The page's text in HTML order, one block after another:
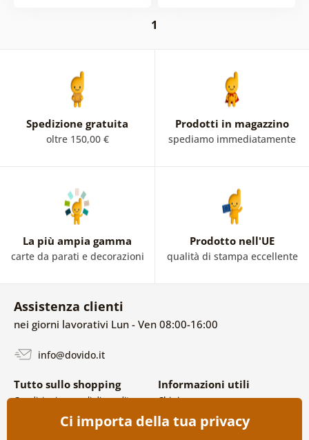
1
Spedizione gratuita
oltre 150,00 €
Prodotti in magazzino
spediamo immediatamente
La più ampia gamma
carte da parati e decorazioni
Prodotto nell'UE
qualità di stampa eccellente
Assistenza clienti
nei giorni lavorativi Lun - Ven 08:00-16:00
info@dovido.it
Tutto sullo shopping
Condizioni generali di vendita e
Politica sulla privacy
Informazioni utili
Chi siamo
FAQ
Contatti
Ci importa della tua privacy